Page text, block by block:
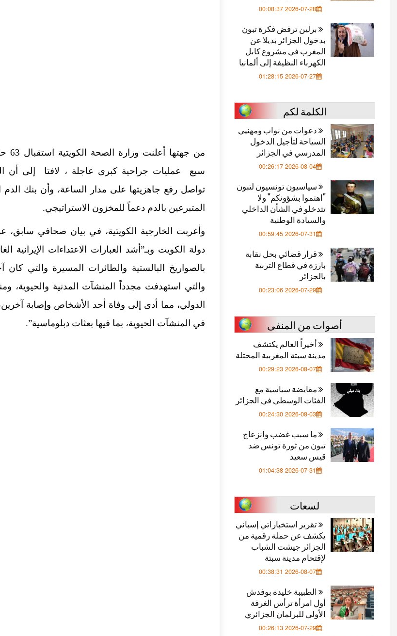
من
سبع عمليات جراحية كبرى عاجلة ، لافتا إلى أن
تواصل رفع جاهزيتها على مدار الساعة، وأن بنك
المتبرعين بالدم دعماً للمخزون الاستراتيجي.
وأعربت الخارجية الكويتية، في بيان صحافي سابق، عن
دولة الكويت وبـ”أشد العبارات الاعتداءات الإيرانية
بالصواريخ البالستية والطائرات المسيرة والتي كان
والتي استهدفت مجدداً المنشآت المدنية والحيوية،
الدولي، مما أدى إلى وفاة أحد الأشخاص وإصابة
في المنشآت الحيوية، بما فيها بعثات دبلوماسية”.
2026-07-28 00:08:37
برلين ترفض فكرة تبون
بدخول الجزائر بديلا عن
المغرب في مشروع كابل
الكهرباء النظيفة إلى ألمانيا
2026-07-27 01:28:15
الكلمة لكم
دعوات من نواب ومهنيي
السياحة لتأجيل الدخول
المدرسي في الجزائر
2026-08-04 00:26:17
سياسيون تونسيون لتبون
"اهتموا بشؤونكم" ولا
تتدخلو في الشأن الداخلي
والسيادة الوطنية
2026-07-31 00:59:45
قرار قضائي بحل نقابة
بارزة في قطاع التربية
بالجزائر
2026-07-29 00:23:06
أصوات من المنفى
أخيراً العالم يكتشف
مدينة سبتة المغربية المحتلة
2026-08-07 00:29:23
مقايضة سياسية مع
الفئات الوسطى في الجزائر
2026-08-03 00:24:30
ما سبب غضب وانزعاج
تبون من ثورة تونس ضد
قيس سعيد
2026-07-31 01:04:38
لسعات
تقرير استخباراتي إسباني
يكشف عن حملة رقمية من
الجزائر جيشت الشباب
لإقتحام مدينة سبتة
2026-08-07 00:38:31
الطبيبة خليدة بوفدش
أول امرأة ترأس الغرفة
الأولى للبرلمان الجزائري
2026-07-29 00:26:13